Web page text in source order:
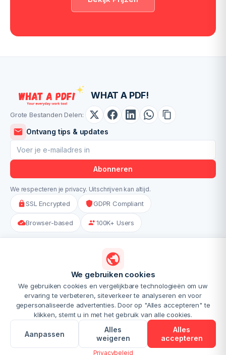
We gebruiken cookies
We gebruiken cookies en vergelijkbare technologieën om uw
ervaring te verbeteren, siteverkeer te analyseren en voor
gepersonaliseerde advertenties. Door op "Alles accepteren" te
klikken, stemt u in met het gebruik van alle cookies.
Aanpassen
Alles
weigeren
Alles
accepteren
Privacybeleid
WHAT A PDF!
Grote Bestanden Delen:
Ontvang tips & updates
Abonneren
We respecteren je privacy. Uitschrijven kan altijd.
SSL Encrypted GDPR Compliant
Browser-based 100K+ Users
GET THE APPS
Google Play
Coming soon
PrijzenPrivacybeleidServicevoorwaardenContactOver ons
Beveiliging & privacyTools-Ninja Image-Ninja
Chrome Extensie
© 2025 WHAT A PDF!. Alle rechten voorbehouden.